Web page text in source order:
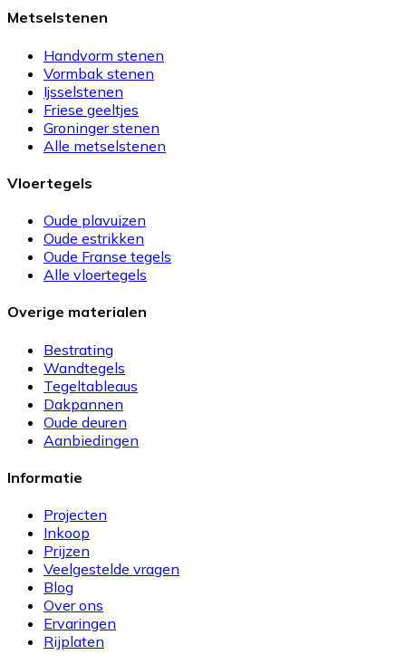
Metselstenen
Handvorm stenen
Vormbak stenen
Ijsselstenen
Friese geeltjes
Groninger stenen
Alle metselstenen
Vloertegels
Oude plavuizen
Oude estrikken
Oude Franse tegels
Alle vloertegels
Overige materialen
Bestrating
Wandtegels
Tegeltableaus
Dakpannen
Oude deuren
Aanbiedingen
Informatie
Projecten
Inkoop
Prijzen
Veelgestelde vragen
Blog
Over ons
Ervaringen
Rijplaten